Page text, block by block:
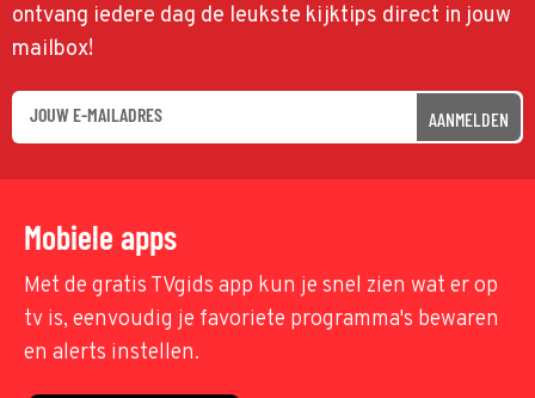
ontvang iedere dag de leukste kijktips direct in jouw
mailbox!
AANMELDEN
Mobiele apps
Met de gratis TVgids app kun je snel zien wat er op
tv is, eenvoudig je favoriete programma's bewaren
en alerts instellen.